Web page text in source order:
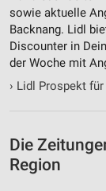
sowie aktuelle
Backnang. Lidl
Discounter in
der Woche mit
› Lidl Prospekt
Die
Region